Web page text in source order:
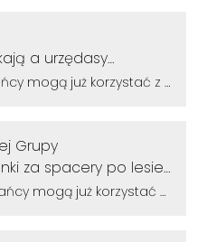
a urzędasy
dla rozwoju
z powiększonego parku w Śródmieściu. Są nowe alejki i ławki
Grupy
za spacery po lesie
komentarza:
korzystać z powiększonego parku w Śródmieściu. Są nowe alejki i ławki